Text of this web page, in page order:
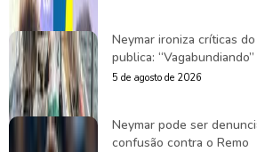
Neymar ironiza críticas
publica: “Vagabundiando”
5 de agosto de 2026
Neymar pode ser
confusão contra o Remo